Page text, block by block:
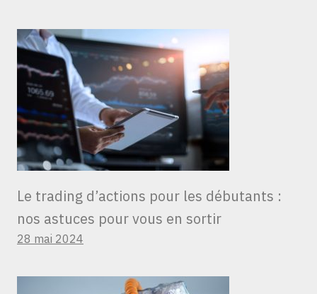
Le trading d’actions pour les débutants :
nos astuces pour vous en sortir
28 mai 2024